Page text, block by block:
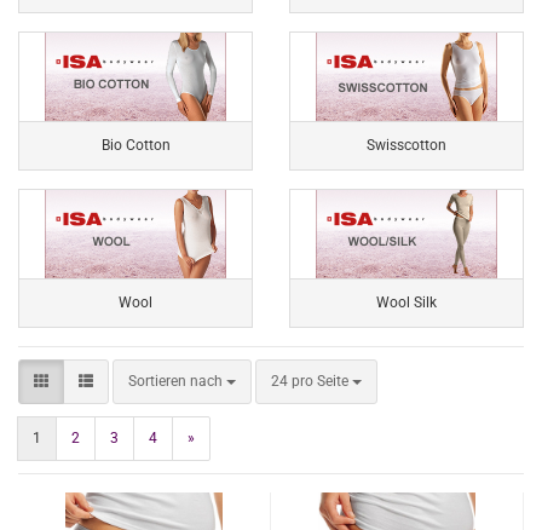
Bio Cotton Swisscotton
Wool Wool Silk
Sortieren nach
Sortieren nach 24 pro Seite
pro Seite
1 2 3 4 »